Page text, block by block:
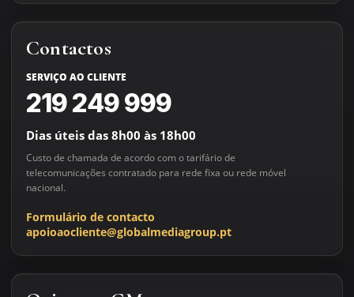
Contactos
SERVIÇO AO CLIENTE
219 249 999
Dias úteis das 8h00 às 18h00
Custo de chamada de acordo com o tarifário de
telecomunicações contratado para rede fixa ou rede móvel
nacional.
Formulário de contacto
apoioaocliente@globalmediagroup.pt